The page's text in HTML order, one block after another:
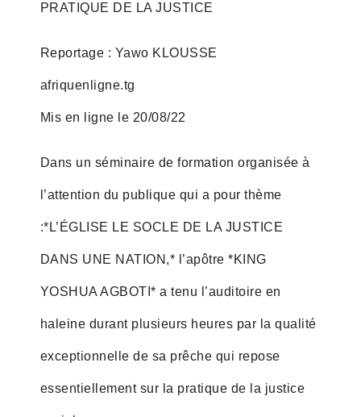
PRATIQUE DE LA JUSTICE
Reportage : Yawo KLOUSSE
afriquenligne.tg
Mis en ligne le 20/08/22
Dans un séminaire de formation organisée à
l’attention du publique qui a pour thème
:*L’ÉGLISE LE SOCLE DE LA JUSTICE
DANS UNE NATION,* l’apôtre *KING
YOSHUA AGBOTI* a tenu l’auditoire en
haleine durant plusieurs heures par la qualité
exceptionnelle de sa prêche qui repose
essentiellement sur la pratique de la justice